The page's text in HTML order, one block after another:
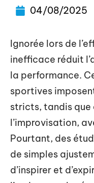
04/08/2025
Ignorée lors de
inefficace réduit
la performance.
sportives
stricts, tandis que
l’improvisation,
Pourtant, des
de simples
d’inspirer et